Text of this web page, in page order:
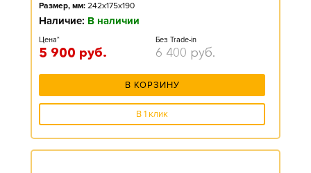
Размер, мм: 242x175x190
Наличие: В наличии
Цена*
5 900 руб.
Без Trade-in
6 400 руб.
В КОРЗИНУ
В 1 клик